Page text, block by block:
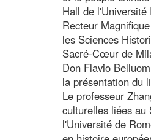
Hall de l'Université
Recteur
les Sciences
Sacré-Cœur de
Don Flavio
la présentation du
Le professeur
culturelles liées au
l'Université de